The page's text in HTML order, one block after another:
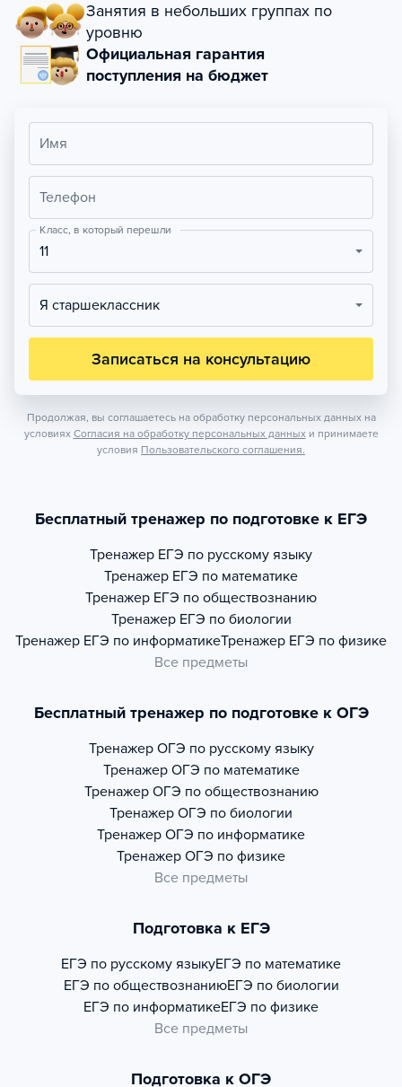
Занятия в небольших группах по
уровню
Официальная гарантия
поступления на бюджет
Имя
Телефон
Класс, в который перешли
11
Я старшеклассник
Записаться на консультацию
Продолжая, вы соглашаетесь на обработку персональных данных на
условиях Согласия на обработку персональных данных и принимаете
условия Пользовательского соглашения.
Бесплатный тренажер по подготовке к ЕГЭ
Тренажер ЕГЭ по русскому языку
Тренажер ЕГЭ по математике
Тренажер ЕГЭ по обществознанию
Тренажер ЕГЭ по биологии
Тренажер ЕГЭ по информатикеТренажер ЕГЭ по физике
Все предметы
Бесплатный тренажер по подготовке к ОГЭ
Тренажер ОГЭ по русскому языку
Тренажер ОГЭ по математике
Тренажер ОГЭ по обществознанию
Тренажер ОГЭ по биологии
Тренажер ОГЭ по информатике
Тренажер ОГЭ по физике
Все предметы
Подготовка к ЕГЭ
ЕГЭ по русскому языкуЕГЭ по математике
ЕГЭ по обществознаниюЕГЭ по биологии
ЕГЭ по информатикеЕГЭ по физике
Все предметы
Подготовка к ОГЭ